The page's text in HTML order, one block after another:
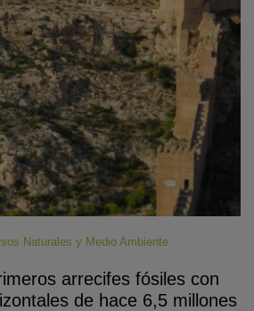
Naturales y Medio Ambiente
arrecifes fósiles con
de hace 6,5 millones